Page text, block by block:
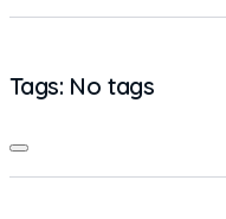
Tags: No tags